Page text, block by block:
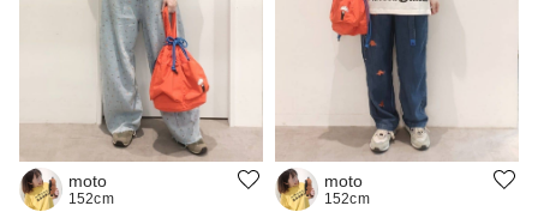
moto
152cm
moto
152cm